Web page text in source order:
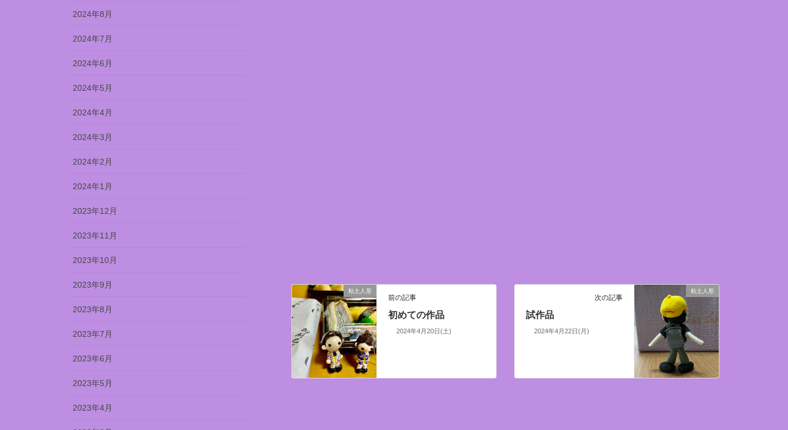
粘土人形
前の記事
初めての作品
2024年4月20日(土)
粘土人形
次の記事
試作品
2024年4月22日(月)
2024年8月
2024年7月
2024年6月
2024年5月
2024年4月
2024年3月
2024年2月
2024年1月
2023年12月
2023年11月
2023年10月
2023年9月
2023年8月
2023年7月
2023年6月
2023年5月
2023年4月